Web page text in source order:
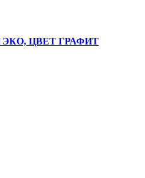
ЦВЕТ ГРАФИТ